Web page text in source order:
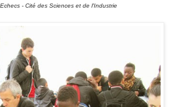
- Cité des Sciences et de l'Industrie